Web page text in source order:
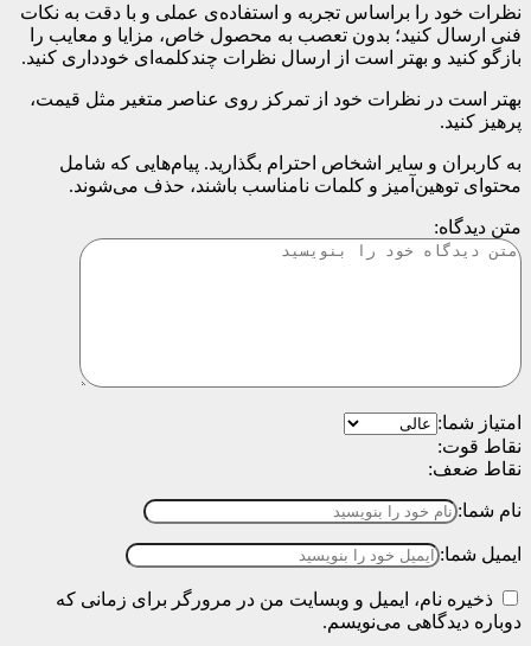
نظرات خود را براساس تجربه و استفاده‌ی عملی و با دقت به نکات
فنی ارسال کنید؛ بدون تعصب به محصول خاص، مزایا و معایب را
بازگو کنید و بهتر است از ارسال نظرات چندکلمه‌‌ای خودداری کنید.
بهتر است در نظرات خود از تمرکز روی عناصر متغیر مثل قیمت،
پرهیز کنید.
به کاربران و سایر اشخاص احترام بگذارید. پیام‌هایی که شامل
محتوای توهین‌آمیز و کلمات نامناسب باشند، حذف می‌شوند.
متن دیدگاه:
امتیاز شما:
نقاط قوت:
نقاط ضعف:
نام شما:
ایمیل شما:
ذخیره نام، ایمیل و وبسایت من در مرورگر برای زمانی که
دوباره دیدگاهی می‌نویسم.